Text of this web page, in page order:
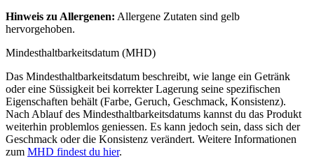
Hinweis zu Allergenen: Allergene Zutaten sind gelb
hervorgehoben.
Mindesthaltbarkeitsdatum (MHD)
Das Mindesthaltbarkeitsdatum beschreibt, wie lange ein Getränk
oder eine Süssigkeit bei korrekter Lagerung seine spezifischen
Eigenschaften behält (Farbe, Geruch, Geschmack, Konsistenz).
Nach Ablauf des Mindesthaltbarkeitsdatums kannst du das Produkt
weiterhin problemlos geniessen. Es kann jedoch sein, dass sich der
Geschmack oder die Konsistenz verändert. Weitere Informationen
zum MHD findest du hier.